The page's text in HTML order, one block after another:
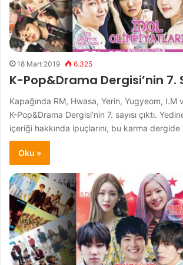
18 Mart 2019 6.325
K-Pop&Drama Dergisi’nin 7.
Kapağında RM, Hwasa, Yerin, Yugyeom, I.M
K-Pop&Drama Dergisi’nin 7. sayısı çıktı.
içeriği hakkında ipuçlarını, bu karma
Oku »